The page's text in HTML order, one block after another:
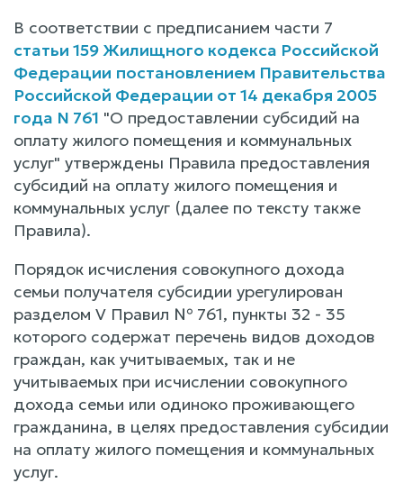
В соответствии с предписанием части 7
статьи 159 Жилищного кодекса Российской
Федерации постановлением Правительства
Российской Федерации от 14 декабря 2005
года N 761 "О предоставлении субсидий на
оплату жилого помещения и коммунальных
услуг" утверждены Правила предоставления
субсидий на оплату жилого помещения и
коммунальных услуг (далее по тексту также
Правила).
Порядок исчисления совокупного дохода
семьи получателя субсидии урегулирован
разделом V Правил № 761, пункты 32 - 35
которого содержат перечень видов доходов
граждан, как учитываемых, так и не
учитываемых при исчислении совокупного
дохода семьи или одиноко проживающего
гражданина, в целях предоставления субсидии
на оплату жилого помещения и коммунальных
услуг.